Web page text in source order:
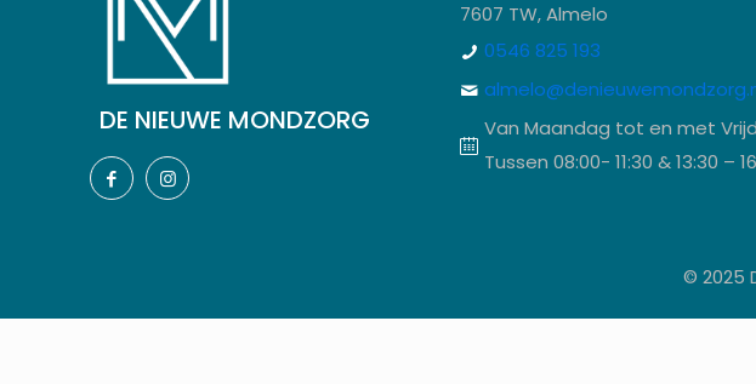
DE NIEUWE MONDZORG
7607 TW, Almelo
0546 825 193
Van Maandag tot en met
Tussen 08:00- 11:30 & 13:30 –
© 2025